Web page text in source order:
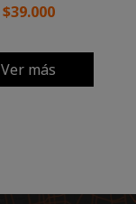
$39.000
Ver más